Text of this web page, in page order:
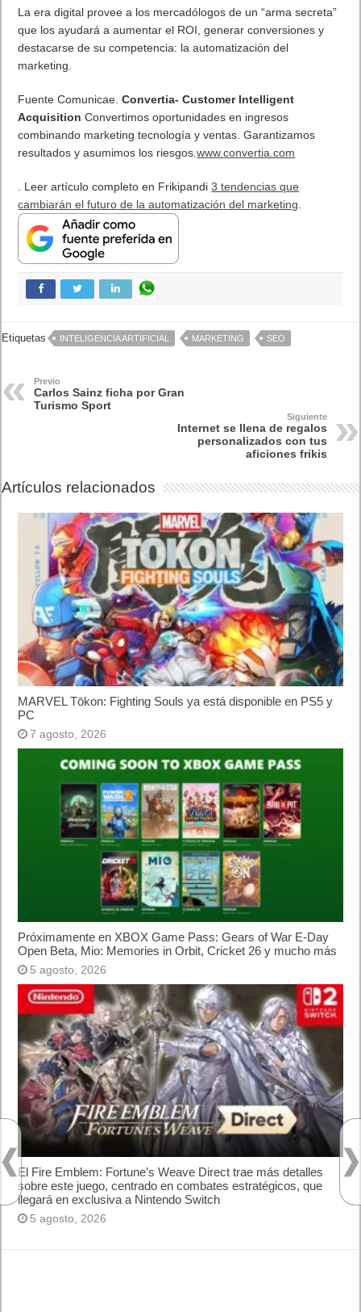
La era digital provee a los mercadólogos de un “arma secreta”
que los ayudará a aumentar el ROI, generar conversiones y
destacarse de su competencia: la automatización del
marketing.
Fuente Comunicae.Convertia- Customer Intelligent
Acquisition Convertimos oportunidades en ingresos
combinando marketing tecnología y ventas. Garantizamos
resultados y asumimos los riesgos.www.convertia.com
. Leer artículo completo en Frikipandi3 tendencias que
cambiarán el futuro de la automatización del marketing.
Etiquetas INTELIGENCIA ARTIFICIAL MARKETING SEO
Previo
Carlos Sainz ficha por Gran
Turismo Sport
Siguiente
Internet se llena de regalos
personalizados con tus
aficiones frikis
Artículos relacionados
MARVEL Tōkon: Fighting Souls ya está disponible en PS5 y
PC
7 agosto, 2026
Próximamente en XBOX Game Pass: Gears of War E-Day
Open Beta, Mio: Memories in Orbit, Cricket 26 y mucho más
5 agosto, 2026
El Fire Emblem: Fortune’s Weave Direct trae más detalles
sobre este juego, centrado en combates estratégicos, que
llegará en exclusiva a Nintendo Switch
5 agosto, 2026